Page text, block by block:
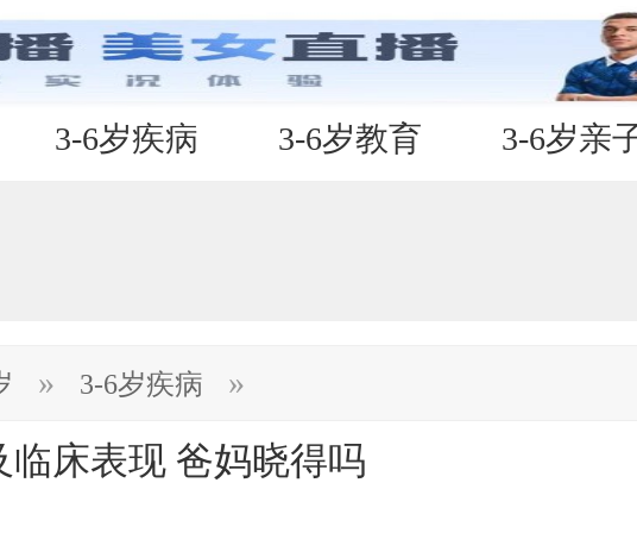
3-6岁疾病 3-6岁教育 3-6岁亲
» 3-6岁疾病 »
床表现 爸妈晓得吗